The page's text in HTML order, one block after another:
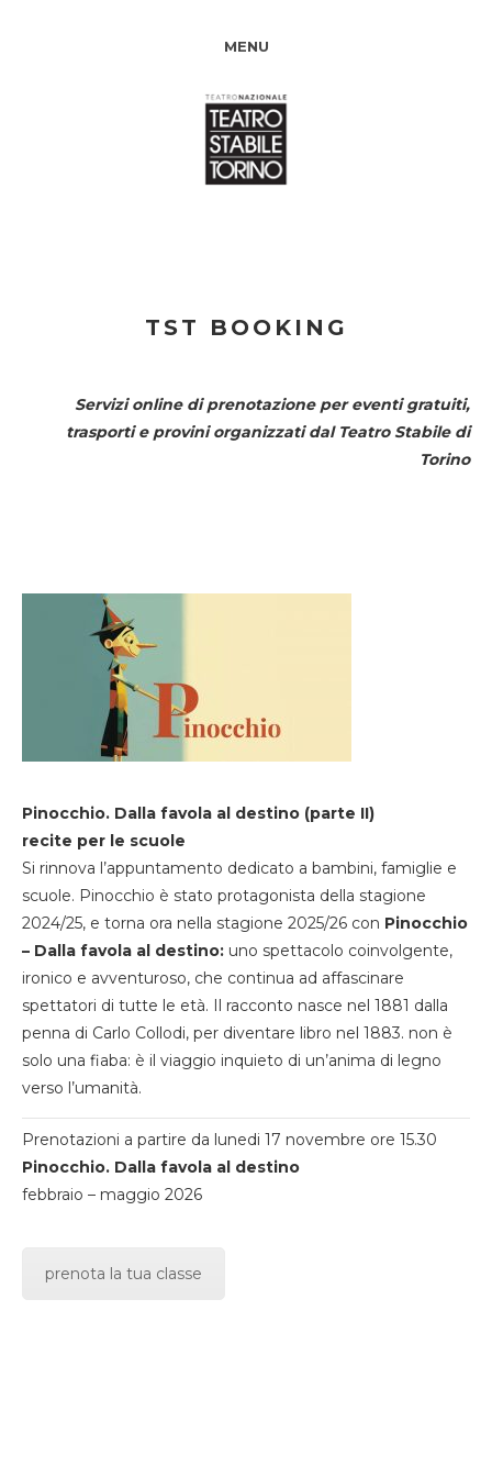
MENU
TST BOOKING
Servizi online di prenotazione per eventi gratuiti,
trasporti e provini organizzati dal Teatro Stabile di
Torino
Pinocchio. Dalla favola al destino (parte II)
recite per le scuole
Si rinnova l’appuntamento dedicato a bambini, famiglie e
scuole. Pinocchio è stato protagonista della stagione
2024/25, e torna ora nella stagione 2025/26 con Pinocchio
– Dalla favola al destino: uno spettacolo coinvolgente,
ironico e avventuroso, che continua ad affascinare
spettatori di tutte le età. Il racconto nasce nel 1881 dalla
penna di Carlo Collodi, per diventare libro nel 1883. non è
solo una fiaba: è il viaggio inquieto di un’anima di legno
verso l’umanità.
Prenotazioni a partire da lunedi 17 novembre ore 15.30
Pinocchio. Dalla favola al destino
febbraio – maggio 2026
prenota la tua classe